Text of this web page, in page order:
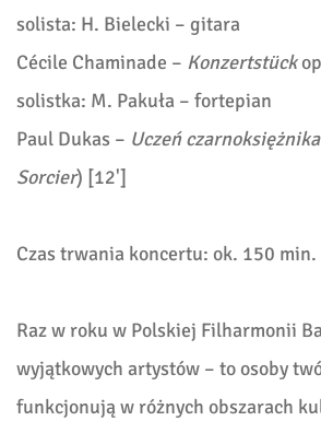
solista: H. Bielecki – gitara
Cécile Chaminade – Konzertstück
solistka: M. Pakuła – fortepian
Paul Dukas – Uczeń czarnoksiężnika
Sorcier) [12']
Czas trwania koncertu: ok. 150 min.
Raz w roku w Polskiej Filharmonii
wyjątkowych artystów – to osoby
funkcjonują w różnych obszarach